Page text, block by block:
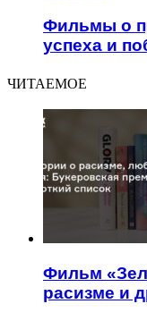
Фильмы о
успеха и
ЧИТАЕМОЕ
Фильм
расизме и